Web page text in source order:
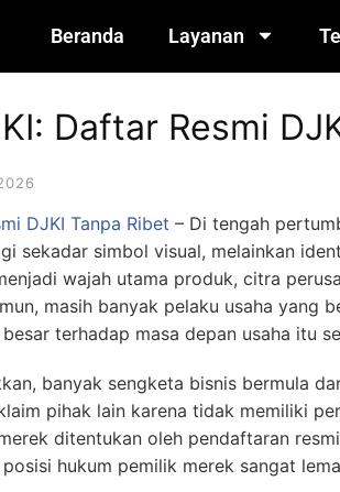
Beranda Layanan
Daftar Resmi
DJKI Tanpa Ribet – Di tengah
sekadar simbol visual, melainkan
wajah utama produk, citra
masih banyak pelaku usaha
terhadap masa depan usaha itu
banyak sengketa bisnis bermula
pihak lain karena tidak memiliki
ditentukan oleh pendaftaran
hukum pemilik merek sangat